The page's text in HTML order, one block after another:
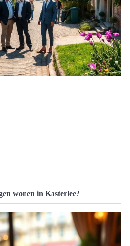
wonen in Kasterlee?